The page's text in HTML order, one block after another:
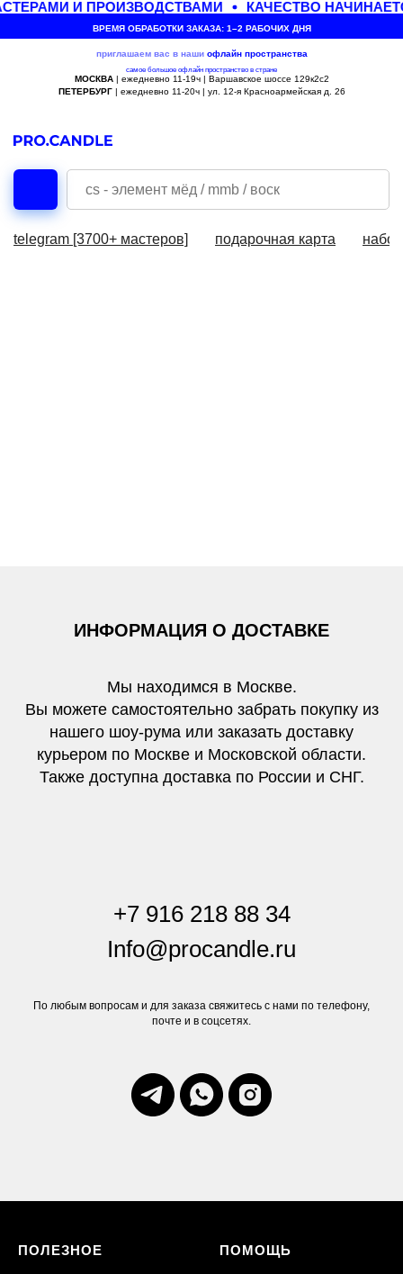
И ПРОИЗВОДСТВАМИ КАЧЕСТВО
ВРЕМЯ ОБРАБОТКИ ЗАКАЗА: 1–2 РАБОЧИХ ДНЯ
приглашаем вас в наши офлайн пространства
самое большое офлайн пространство в стране
МОСКВА| ежедневно 11-19ч | Варшавское шоссе 129к2с2
ПЕТЕРБУРГ| ежедневно 11-20ч | ул. 12-я Красноармейская д. 26
telegram [3700+ мастеров] подарочная карта
ИНФОРМАЦИЯ О ДОСТАВКЕ
Мы находимся в Москве.
Вы можете самостоятельно забрать покупку из
нашего шоу-рума или заказать доставку
курьером по Москве и Московской области.
Также доступна доставка по России и СНГ.
+7 916 218 88 34
Info@procandle.ru
По любым вопросам и для заказа свяжитесь с нами по телефону,
почте и в соцсетях.
ПОЛЕЗНОЕ ПОМОЩЬ